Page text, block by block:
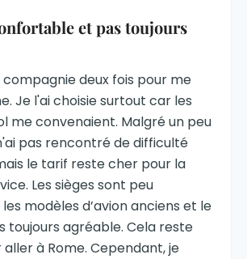
et pas toujours
deux fois pour me
Je l'ai choisie surtout car les
me convenaient. Malgré un peu
pas rencontré de difficulté
le tarif reste cher pour la
Les sièges sont peu
modèles d’avion anciens et le
toujours agréable. Cela reste
à Rome. Cependant, je